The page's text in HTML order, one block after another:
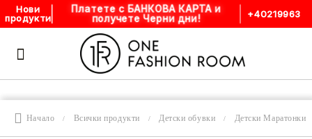
Нови
продукти
Платете с БАНКОВА КАРТА и
получете Черни дни!
+40219963
Начало Всички продукти Детски обувки Детски Маратонки